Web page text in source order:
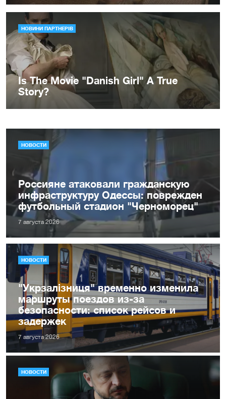
НОВОСТИ
Россияне атаковали гражданскую
инфраструктуру Одессы: поврежден
футбольный стадион "Черноморец"
7 августа 2026
НОВОСТИ
"Укрзалізниця" временно изменила
маршруты поездов из-за
безопасности: список рейсов и
задержек
7 августа 2026
НОВОСТИ